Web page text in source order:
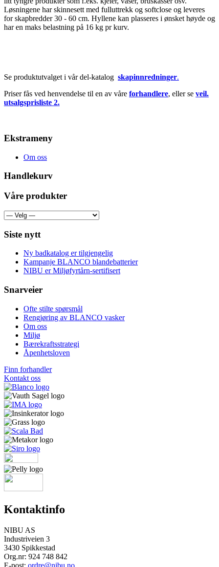
Løsningene har skinnesett med fulluttrekk og softclose og leveres
for skapbredder 30 - 60 cm. Hyllene kan plasseres i ønsket høyde og
har en maks belastning på 16 kg pr kurv.
Se produktutvalget i vår del-katalog skapinnredninger.
Priser fås ved henvendelse til en av våre forhandlere, eller se veil.
utsalgsprisliste 2.
Ekstrameny
Om oss
Handlekurv
Våre produkter
Siste nytt
Ny badkatalog er tilgjengelig
Kampanje BLANCO blandebatterier
NIBU er Miljøfyrtårn-sertifisert
Snarveier
Ofte stilte spørsmål
Rengjøring av BLANCO vasker
Om oss
Miljø
Bærekraftsstrategi
Åpenhetsloven
Finn forhandler
Kontakt oss
Kontaktinfo
NIBU AS
Industriveien 3
3430 Spikkestad
Org.nr: 924 748 842
E-post: ordre@nibu.no